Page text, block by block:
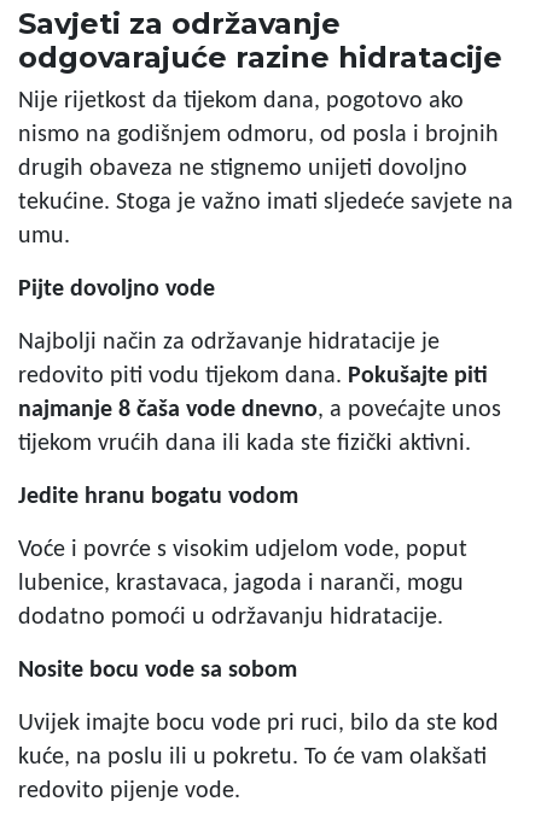
Savjeti za održavanje
odgovarajuće razine hidratacije
Nije rijetkost da tijekom dana, pogotovo ako
nismo na godišnjem odmoru, od posla i brojnih
drugih obaveza ne stignemo unijeti dovoljno
tekućine. Stoga je važno imati sljedeće savjete na
umu.
Pijte dovoljno vode
Najbolji način za održavanje hidratacije je
redovito piti vodu tijekom dana. Pokušajte piti
najmanje 8 čaša vode dnevno, a povećajte unos
tijekom vrućih dana ili kada ste fizički aktivni.
Jedite hranu bogatu vodom
Voće i povrće s visokim udjelom vode, poput
lubenice, krastavaca, jagoda i naranči, mogu
dodatno pomoći u održavanju hidratacije.
Nosite bocu vode sa sobom
Uvijek imajte bocu vode pri ruci, bilo da ste kod
kuće, na poslu ili u pokretu. To će vam olakšati
redovito pijenje vode.